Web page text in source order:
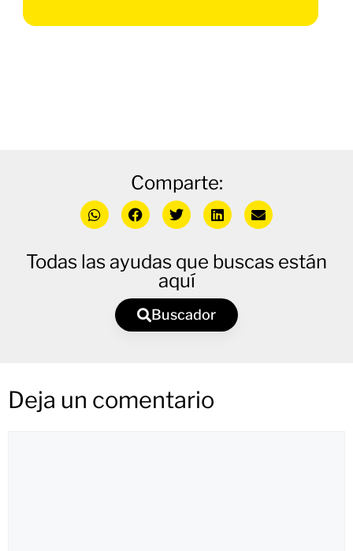
Comparte:
Todas las ayudas que buscas están
aquí
Buscador
Deja un comentario